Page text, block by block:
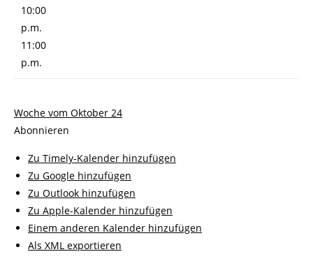
10:00
p.m.
11:00
p.m.
Woche vom Oktober 24
Abonnieren
Zu Timely-Kalender hinzufügen
Zu Google hinzufügen
Zu Outlook hinzufügen
Zu Apple-Kalender hinzufügen
Einem anderen Kalender hinzufügen
Als XML exportieren